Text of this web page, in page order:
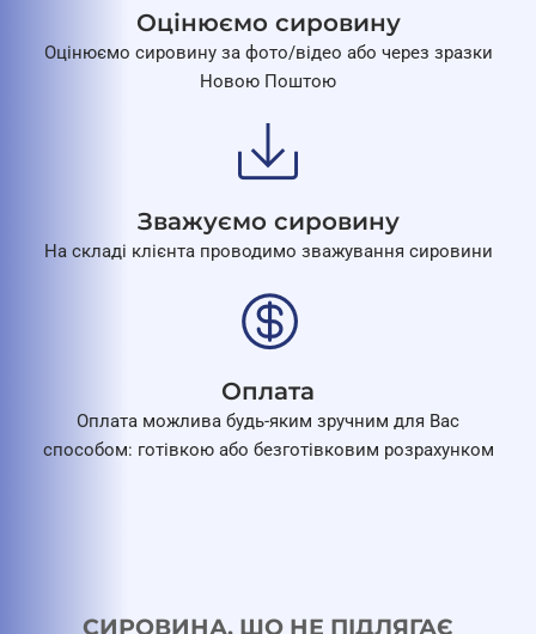
Оцінюємо сировину
Оцінюємо сировину за фото/відео або через зразки
Новою Поштою
Зважуємо сировину
На складі клієнта проводимо зважування сировини
Оплата
Оплата можлива будь-яким зручним для Вас
способом: готівкою або безготівковим розрахунком
СИРОВИНА, ШО НЕ ПІДЛЯГАЄ